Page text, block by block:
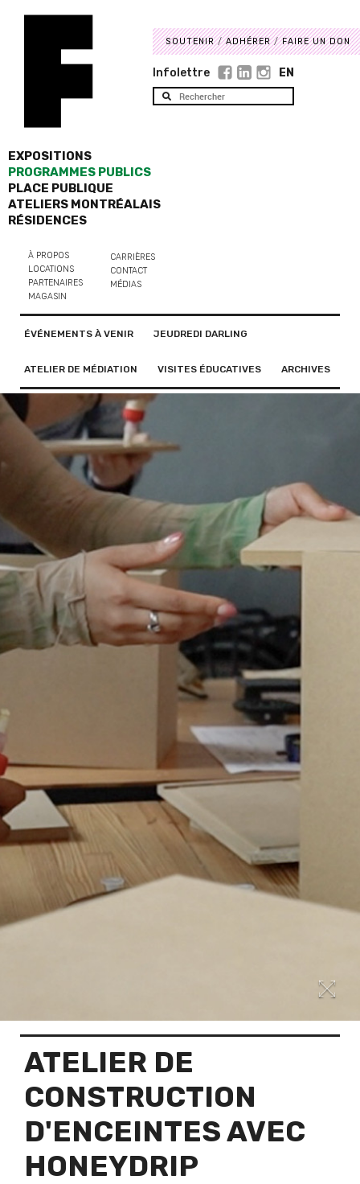
EXPOSITIONS
PROGRAMMES PUBLICS
PLACE PUBLIQUE
ATELIERS MONTRÉALAIS
RÉSIDENCES
À PROPOS
LOCATIONS
PARTENAIRES
MAGASIN
CARRIÈRES
CONTACT
MÉDIAS
SOUTENIR ADHÉRER FAIRE UN DON
Infolettre EN
ÉVÉNEMENTS À VENIR JEUDREDI DARLING
ATELIER DE MÉDIATION VISITES ÉDUCATIVES ARCHIVES
ATELIER DE
CONSTRUCTION
D'ENCEINTES AVEC
HONEYDRIP